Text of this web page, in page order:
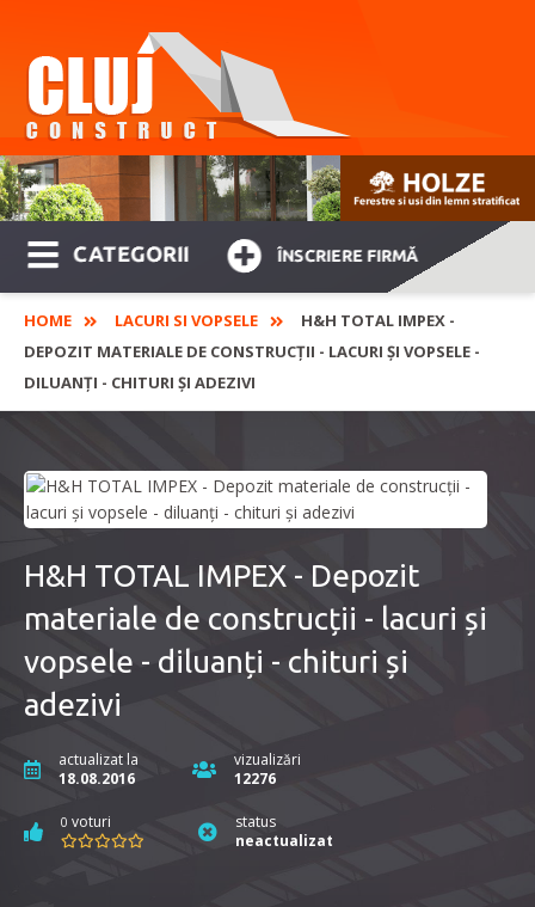
CATEGORII ÎNSCRIERE FIRMĂ
HOME LACURI SI VOPSELE
H&H TOTAL IMPEX -
DEPOZIT MATERIALE DE CONSTRUCȚII - LACURI ȘI VOPSELE -
DILUANȚI - CHITURI ȘI ADEZIVI
H&H TOTAL IMPEX - Depozit
materiale de construcții - lacuri și
vopsele - diluanți - chituri și
adezivi
actualizat la
18.08.2016
vizualizări
12276
0 voturi
status
neactualizat